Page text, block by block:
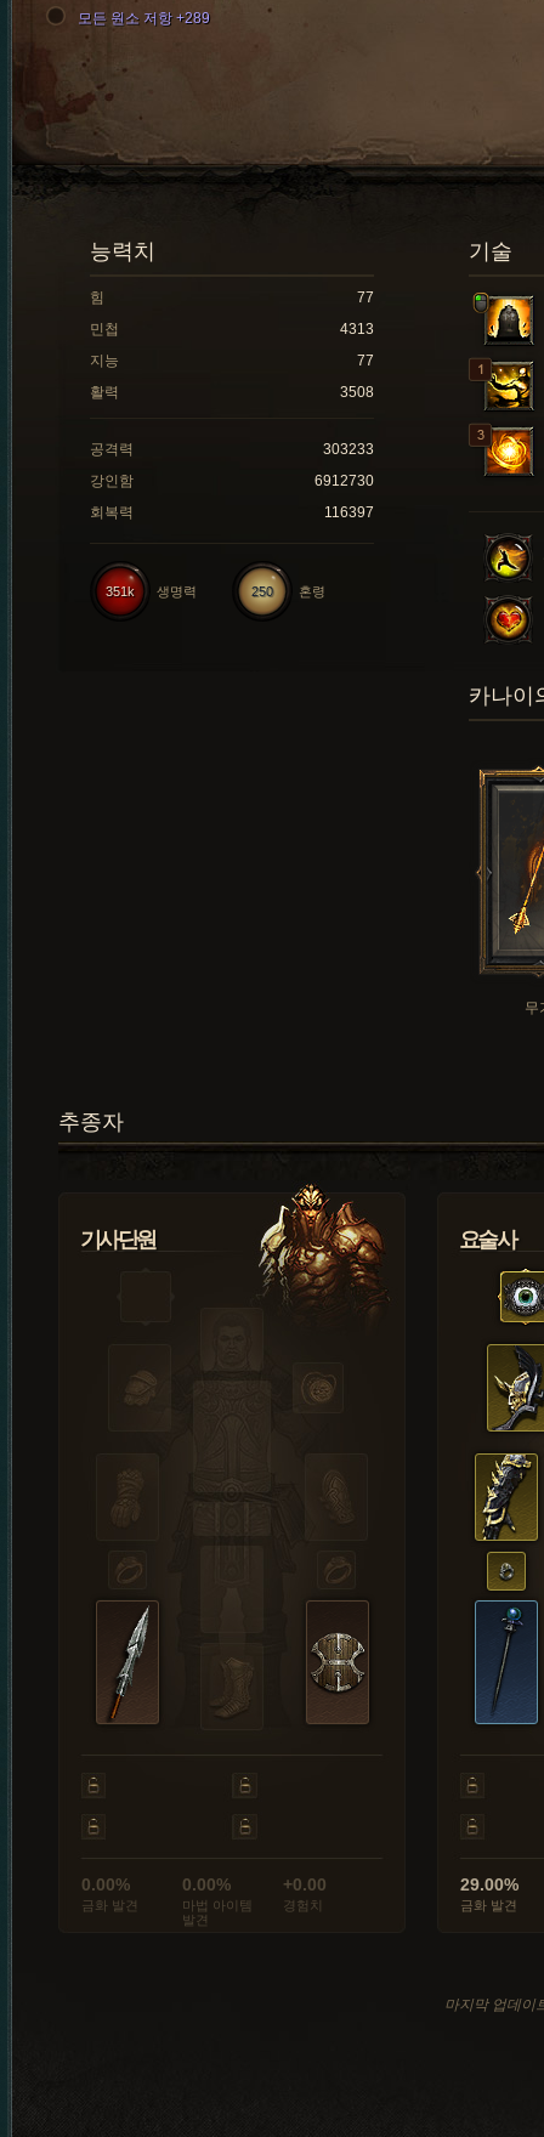
모든 원소 저항 +289
기술
능력치
힘
77
민첩
4313
지능
77
활력
3508
공격력
303233
강인함
6912730
회복력
116397
250 혼령
351k 생명력
카나이
무
추종자
기사단원
0.00%
금화 발견
0.00%
마법 아이템
발견
+0.00
경험치
요술사
29.00%
금화 발견
마지막 업데이